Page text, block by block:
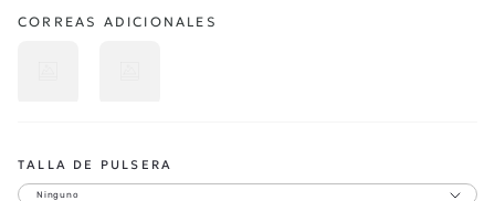
CORREAS ADICIONALES
TALLA DE PULSERA
Ninguno